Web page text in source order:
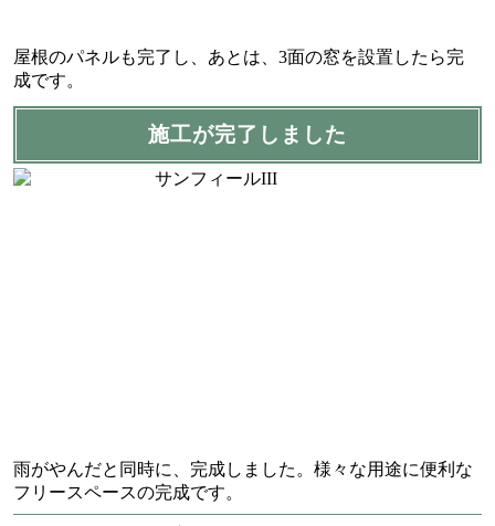
屋根のパネルも完了し、あとは、3面の窓を設置したら完
成です。
施工が完了しました
雨がやんだと同時に、完成しました。様々な用途に便利な
フリースペースの完成です。